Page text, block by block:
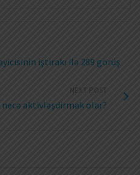
iştirakı ilə 289 görüş
NEXT POST
necə aktivləşdirmək olar?